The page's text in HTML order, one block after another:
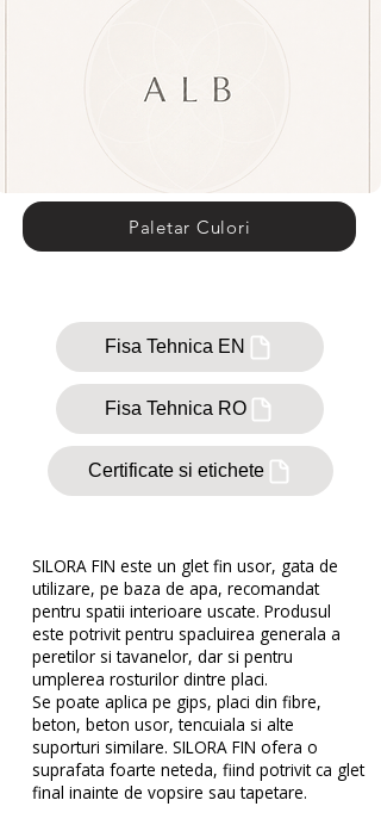
Paletar Culori
Fisa Tehnica EN
Fisa Tehnica RO
Certificate si etichete
SILORA FIN este un glet fin usor, gata de
utilizare, pe baza de apa, recomandat
pentru spatii interioare uscate. Produsul
este potrivit pentru spacluirea generala a
peretilor si tavanelor, dar si pentru
umplerea rosturilor dintre placi.
Se poate aplica pe gips, placi din fibre,
beton, beton usor, tencuiala si alte
suporturi similare. SILORA FIN ofera o
suprafata foarte neteda, fiind potrivit ca glet
final inainte de vopsire sau tapetare.